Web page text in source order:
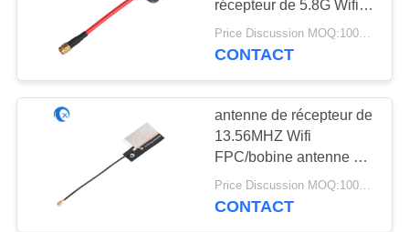
antenne de
récepteur de wifi
17
récepteur de 5.8G Wifi
FPV pour l'emballage
extérieur de véhicule
Price Discussion MOQ:100PCS
CONTACT
antenne de récepteur de
13.56MHZ Wifi
FPC/bobine antenne de
NFC/RFID pour le
lecteur
Price Discussion MOQ:100PCS
CONTACT